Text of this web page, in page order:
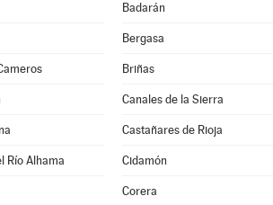
Badarán
Bergasa
Briñas
Canales de la Sierra
Castañares de Rioja
Río Alhama Cidamón
Corera